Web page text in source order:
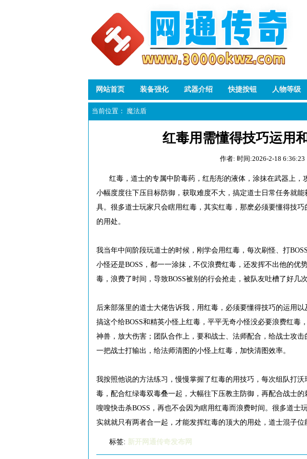
网站首页 装备强化 武器介绍 快捷按钮 人物等级
当前位置： 魔法盾
红毒用需懂得技巧运用
作者: 时间:2026-2-18 6:36:23
红毒，道士的专属中阶毒药，红彤彤的液体，涂抹在武器上，
小幅度度往下压目标防御，获取难度不大，搞定道士日常任务就
具。很多道士玩家只会瞎用红毒，其实红毒，那麽必须要懂得技
的用处。
我当年中间阶段玩道士的时候，刚学会用红毒，每次刷怪、打
小怪还是BOSS，都一一涂抹，不仅浪费红毒，还发挥不出他的优
毒，浪费了时间，导致BOSS被别的行会抢走，被队友吐槽了好几次
后来部落里的道士大佬告诉我，用红毒，必须要懂得技巧的运用
搞这个给BOSS和精英小怪上红毒，平平无奇小怪没必要浪费红毒
神兽，放大伤害；团队合作上，要和战士、法师配合，给战士攻
一把战士打输出，给法师清图的小怪上红毒，加快清图效率。
我按照他说的方法练习，慢慢掌握了红毒的用技巧，每次组队打
毒，配合红绿毒双毒叠一起，大幅往下压教主防御，再配合战士
嗖嗖快击杀BOSS，再也不会因为瞎用红毒而浪费时间。很多道士
实就就只有两者合一起，才能发挥红毒的顶大的用处，道士混子位
标签: 新开网通传奇发布网